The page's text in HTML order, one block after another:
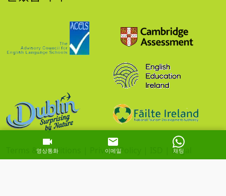
Terms & Conditions Privacy Policy Legal
영상통화 이메일 채팅